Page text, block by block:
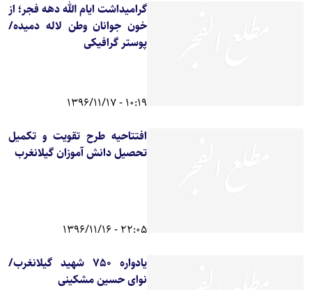
گرامیداشت ایام الله دهه فجر؛ از
خون جوانان وطن لاله دمیده/
پوستر گرافیکی
10:19 - 1396/11/17
افتتاحیه طرح تقویت و تکمیل
تحصیل دانش آموزان گیلانغرب
22:05 - 1396/11/16
یادواره 750 شهید گیلانغرب/
نوای حسین مشکینی